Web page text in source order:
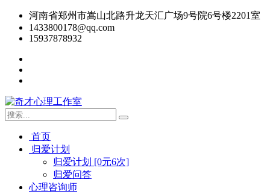
河南省郑州市嵩山北路升龙天汇广场9号院6号楼2201室
1433800178@qq.com
15937878932
首页
归爱计划
归爱计划 [0元6次]
归爱问答
心理咨询师